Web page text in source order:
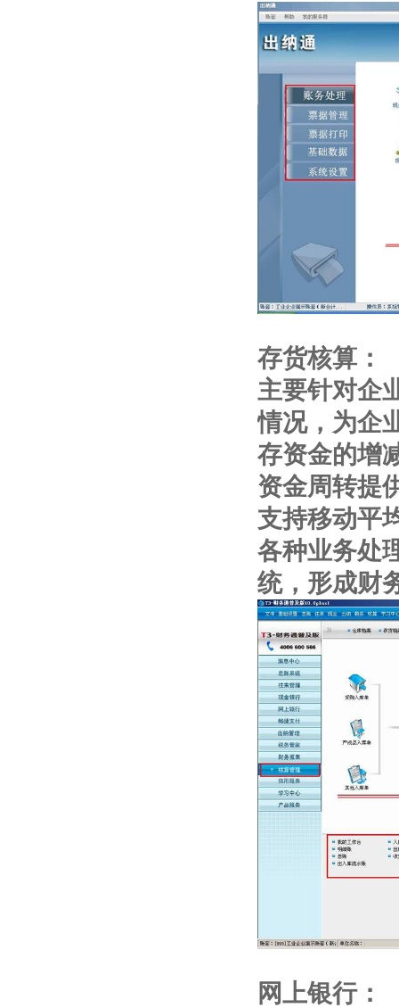
存货核算：
主要针对企
情况，为企
存资金的增
资金周转提
支持移动平
各种业务处
统，形成财
网上银行：